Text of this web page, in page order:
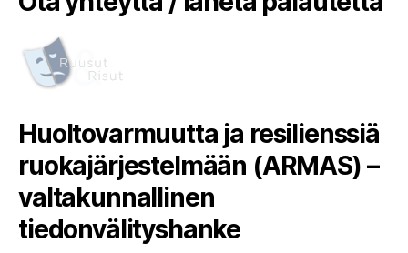
Huoltovarmuutta ja resilienssiä
ruokajärjestelmään (ARMAS) –
valtakunnallinen
tiedonvälityshanke